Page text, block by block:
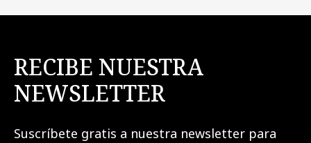
RECIBE NUESTRA
NEWSLETTER
Suscríbete gratis a nuestra newsletter para